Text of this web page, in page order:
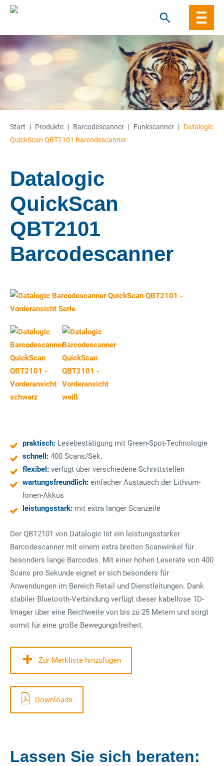
to
content
Start | Produkte | Barcode­­scanner | Funkscanner | Datalogic
QuickScan QBT2101 Barcodescanner
Datalogic
QuickScan
QBT2101
Barcodescanner
praktisch: Lesebestätigung mit Green-Spot-Technologie
schnell: 400 Scans/Sek.
flexibel: verfügt über verschiedene Schnittstellen
wartungsfreundlich: einfacher Austausch der Lithium-
Ionen-Akkus
leistungsstark: mit extra langer Scanzeile
Der QBT2101 von Datalogic ist ein leistungsstarker
Barcodescanner mit einem extra breiten Scanwinkel für
besonders lange Barcodes. Mit einer hohen Leserate von 400
Scans pro Sekunde eignet er sich besonders für
Anwendungen im Bereich Retail und Dienstleitungen. Dank
stabiler Bluetooth-Verbindung verfügt dieser kabellose 1D-
Imager über eine Reichweite von bis zu 25 Metern und sorgt
somit für eine große Bewegungsfreiheit.
Zur Merkliste hinzufügen
Downloads
Lassen Sie sich beraten: